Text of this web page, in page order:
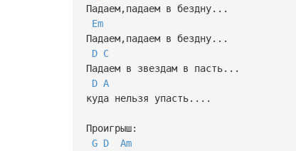
Падаем,падаем в бездну...
Em
Падаем,падаем в бездну...
D C
Падаем в звездам в пасть...
D A
куда нельзя упасть....
Проигрыш:
G D
Am